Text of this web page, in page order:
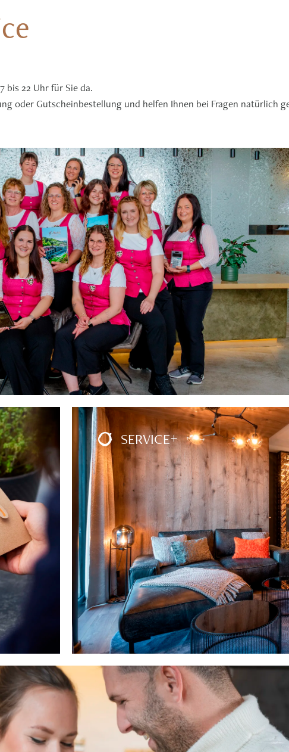
bis 22 Uhr für Sie da.
oder Gutscheinbestellung und helfen Ihnen bei Fragen natürlich
SERVICE